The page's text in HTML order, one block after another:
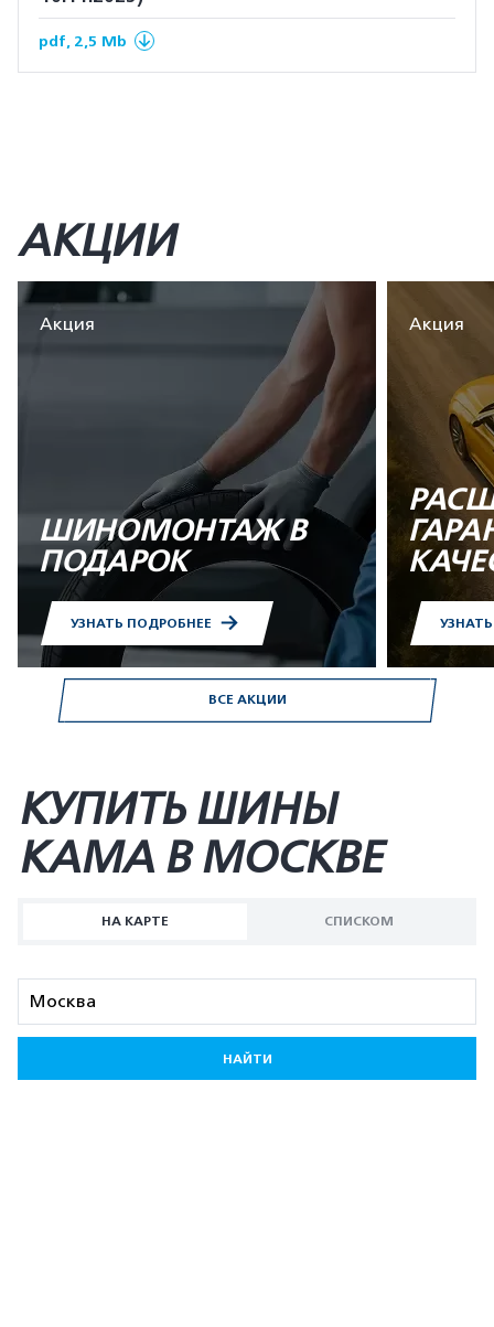
pdf, 2,5 Mb
ВСЕ АКЦИИ
АКЦИИ
Акция
ШИНОМОНТАЖ В
ПОДАРОК
УЗНАТЬ ПОДРОБНЕЕ
Акция
КУПИТЬ ШИНЫ
KAMA В МОСКВЕ
НА КАРТЕ СПИСКОМ
НАЙТИ